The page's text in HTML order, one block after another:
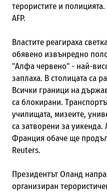
терористите и
AFP.
Властите реагираха
обявено извънредно
"Алфа червено" - най-
заплаха. В столицата са
Всички граници на
са блокирани.
училищата, мизеите,
са затворени за уикенда.
Франция обаче ще
Reuters.
Президентът Оланд
организиран